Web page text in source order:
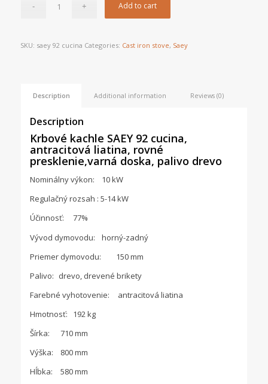
Add to cart
SKU: saey 92 cucina Categories: Cast iron stove, Saey
Description Additional information Reviews (0)
Description
Krbové kachle SAEY 92 cucina,
antracitová liatina, rovné
presklenie,varná doska, palivo drevo
Nominálny výkon:
10 kW
Regulačný rozsah : 5-14 kW
Účinnosť:
77%
Vývod dymovodu:
horný-zadný
Priemer dymovodu:
150 mm
Palivo: drevo, drevené brikety
Farebné vyhotovenie:
antracitová liatina
Hmotnosť:
192 kg
Šírka:
710 mm
Výška:
800 mm
Hĺbka:
580 mm